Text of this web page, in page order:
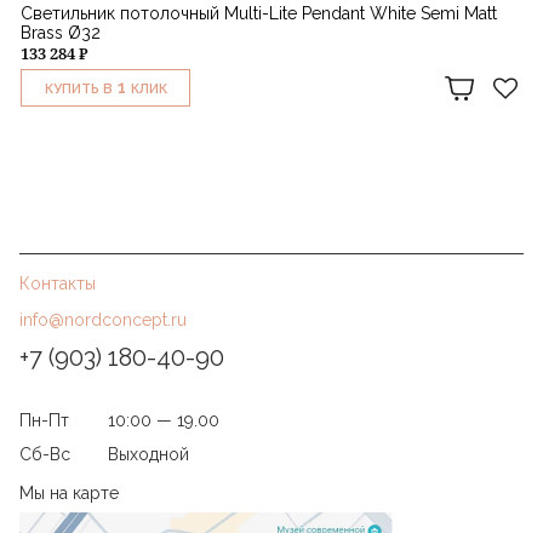
Светильник потолочный Multi-Lite Pendant White Semi Matt
Brass Ø32
133 284 ₽
КУПИТЬ В 1 КЛИК
Контакты
info@nordconcept.ru
+7 (903) 180-40-90
Пн-Пт
10:00 — 19.00
Сб-Вс
Выходной
Мы на карте